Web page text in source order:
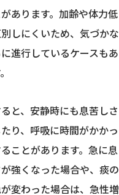
あります。加齢や体力低
しにくいため、気づかな
進行しているケースもあ
と、安静時にも息苦しさ
り、呼吸に時間がかかっ
ことがあります。急に息
強くなった場合や、痰の
変わった場合は、急性増